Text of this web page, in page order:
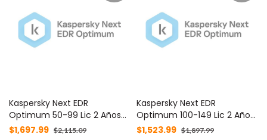
Kaspersky Next EDR
Optimum 50-99 Lic 2 Años
C/U KL4066ZAQDS -
$1,697.99 $2,115.09
Kaspersky Next EDR
Optimum 100-149 Lic 2 Años
C/U KL4066ZARDS -
$1,523.99 $1,897.99